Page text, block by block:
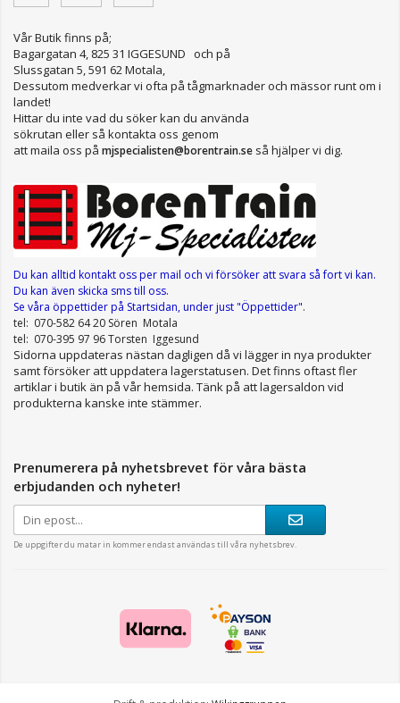
Vår Butik finns på;
Bagargatan 4, 825 31 IGGESUND och på
Slussgatan 5, 591 62 Motala,
Dessutom medverkar vi ofta på tågmarknader och mässor runt om i
landet!
Hittar du inte vad du söker kan du använda
sökrutan eller så kontakta oss genom
att maila oss på mjspecialisten@borentrain.se så hjälper vi dig.
Du kan alltid kontakt oss per mail och vi försöker att svara så fort vi kan.
Du kan även skicka sms till oss.
Se våra öppettiderpå Startsidan, under just "Öppettider".
tel: 070-582 64 20 Sören Motala
tel: 070-395 97 96 Torsten Iggesund
Sidorna uppdateras nästan dagligen då vi lägger in nya produkter
samt försöker att uppdatera lagerstatusen. Det finns oftast fler
artiklar i butik än på vår hemsida. Tänk på att lagersaldon vid
produkterna kanske inte stämmer.
Prenumerera på nyhetsbrevet för våra bästa
erbjudanden och nyheter!
De uppgifter du matar in kommer endast användas till våra nyhetsbrev.